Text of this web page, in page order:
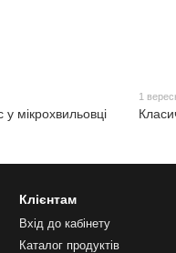
мікрохвильовці
1
Клієнтам
Вхід до кабінету
Каталог продуктів